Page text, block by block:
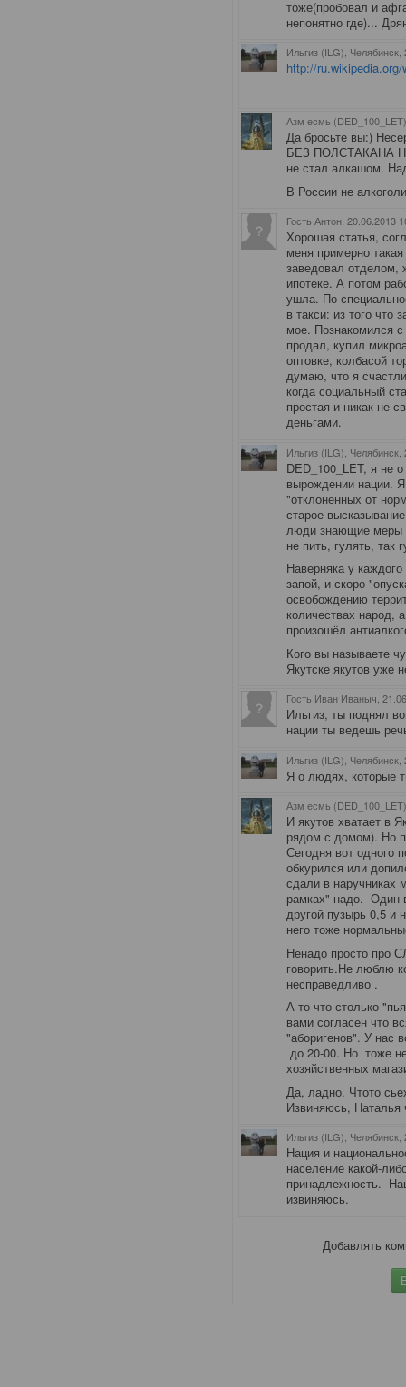
тоже(пробовал и
непонятно где)...
Ильгиз (ILG), Челябинск
http://
Азм есмь
Да бросьте вы:)
БЕЗ ПОЛСТАКАНА
не стал алкашом.
В России не
Гость Антон , 20.06.2013
Хорошая статья,
меня примерно
заведовал отделом,
ипотеке. А потом
ушла. По
в такси: из того что
мое. Познакомился
продал, купил
оптовке, колбасой
думаю, что я
когда социальный
простая и никак не
деньгами.
Ильгиз (ILG), Челябинск
DED_100_LET, я не
вырождении нации.
"отклоненных от
старое
люди знающие меры
не пить, гулять, так
Наверняка у
запой, и скоро
освобождению
количествах народ,
произошёл
Кого вы называете
Якутске якутов уже
Гость Иван Иваныч ,
Ильгиз, ты поднял
нации ты ведешь
Ильгиз (ILG), Челябинск
Я о людях, которые
Азм есмь
И якутов хватает в
рядом с домом). Но
Сегодня вот одного
обкурился или
сдали в наручниках
рамках" надо. Один
другой пузырь 0,5 и
него тоже
Ненадо просто про
говорить.Не люблю
несправедливо .
А то что столько
вами согласен что
"аборигенов". У нас
до 20-00. Но тоже
хозяйственных
Да, ладно. Чтото
Извиняюсь, Наталья
Ильгиз (ILG), Челябинск
Нация и
население какой-
принадлежность.
извиняюсь.
Добавлять